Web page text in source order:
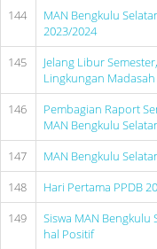
144
MAN Bengkulu
2023/2024
145
Jelang Libur
Lingkungan Madasah
146
Pembagian Raport
MAN Bengkulu
147
MAN Bengkulu
148
Hari Pertama PPDB
149
Siswa MAN
hal Positif